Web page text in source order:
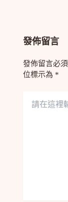
發佈留言
發佈留言必
位標示為 *